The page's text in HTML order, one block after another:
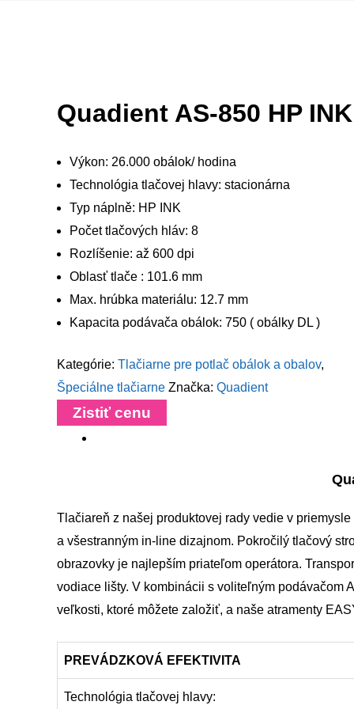
Quadient AS-850 HP INK
Výkon: 26.000 obálok/ hodina
Technológia tlačovej hlavy: stacionárna
Typ náplně: HP INK
Počet tlačových hláv: 8
Rozlíšenie: až 600 dpi
Oblasť tlače : 101.6 mm
Max. hrúbka materiálu: 12.7 mm
Kapacita podávača obálok: 750 ( obálky DL )
Kategórie: Tlačiarne pre potlač obálok a obalov,
Špeciálne tlačiarne Značka: Quadient
Zistiť cenu
Tlačiareň z našej produktovej rady vedie v
a všestranným in-line dizajnom. Pokročilý tlačový
obrazovky je najlepším priateľom operátora.
vodiace lišty. V kombinácii s voliteľným podávačom
veľkosti, ktoré môžete založiť, a naše atramenty
PREVÁDZKOVÁ EFEKTIVITA
Technológia tlačovej hlavy: